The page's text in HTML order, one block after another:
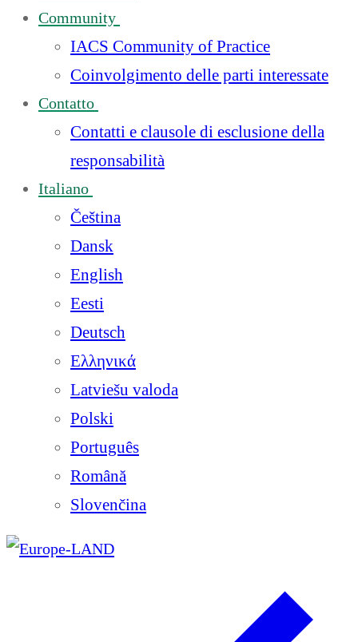
Community
IACS Community of Practice
Coinvolgimento delle parti interessate
Contatto
Contatti e clausole di esclusione della
responsabilità
Italiano
Čeština
Dansk
English
Eesti
Deutsch
Ελληνικά
Latviešu valoda
Polski
Português
Română
Slovenčina